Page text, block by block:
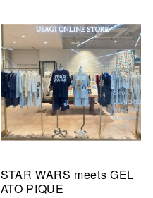
STAR WARS meets GEL
ATO PIQUE